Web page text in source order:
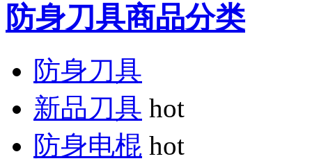
防身刀具商品分类
防身刀具
新品刀具 hot
防身电棍 hot